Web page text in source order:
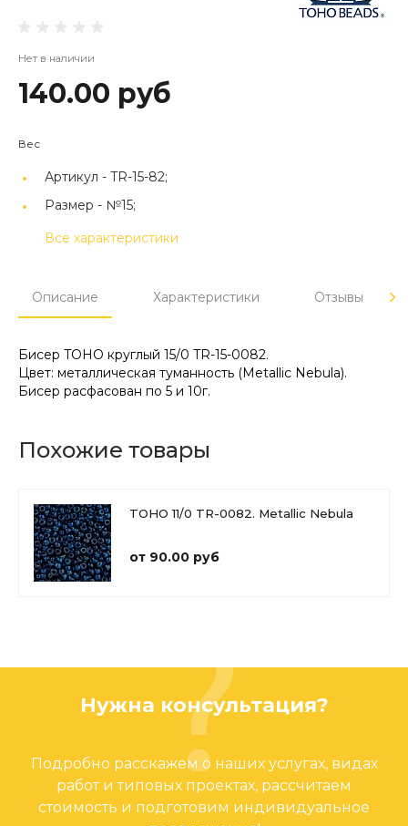
Нет в наличии
140.00 руб
Вес
Артикул - TR-15-82;
Размер - №15;
Все характеристики
Описание Характеристики Отзывы
Бисер TOHO круглый 15/0 TR-15-0082.
Цвет: металлическая туманность (Metallic Nebula).
Бисер расфасован по 5 и 10г.
Похожие товары
TOHO 11/0 TR-0082. Metallic Nebula
от 90.00 руб
Нужна консультация?
Подробно расскажем о наших услугах, видах
работ и типовых проектах, рассчитаем
стоимость и подготовим индивидуальное